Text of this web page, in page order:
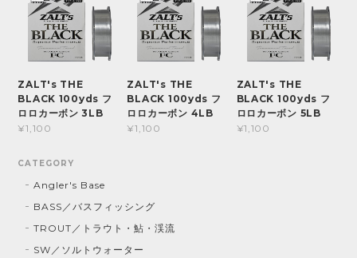
ZALT's THE
BLACK 100yds フ
ロロカーボン 3LB
¥1,100
ZALT's THE
BLACK 100yds フ
ロロカーボン 4LB
¥1,100
ZALT's THE
BLACK 100yds フ
ロロカーボン 5LB
¥1,100
CATEGORY
Angler's Base
BASS／バスフィッシング
TROUT／トラウト・鮎・渓流
SW／ソルトウォーター